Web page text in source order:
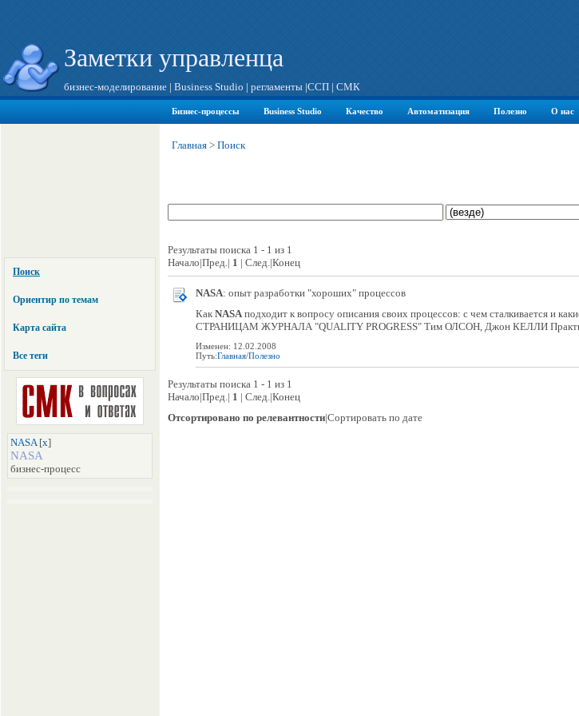
Заметки управленца
бизнес-моделирование | Business Studio | регламенты |ССП | СМК
Бизнес-процессы Business Studio Качество Автоматизация Полезно О нас
Поиск
Ориентир по темам
Карта сайта
Все теги
NASA[x]
NASA
бизнес-процесс
Главная > Поиск
Результаты поиска 1 - 1 из 1
Начало|Пред.| 1 | След.|Конец
NASA: опыт разработки "хороших" процессов
Как NASAподходит к вопросу описания своих процессов: с чем сталкивается и
СТРАНИЦАМ ЖУРНАЛА "QUALITY PROGRESS" Тим ОЛСОН, Джон КЕЛЛИ
Изменен: 12.02.2008
Путь:Главная/Полезно
Результаты поиска 1 - 1 из 1
Начало|Пред.| 1 | След.|Конец
Отсортировано по релевантности|Сортировать по дате